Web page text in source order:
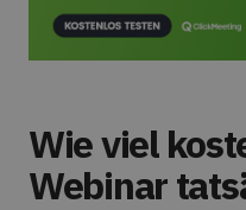
Wie viel
Webinar